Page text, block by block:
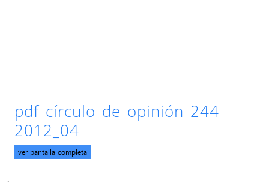
pdf círculo de opinión 244
2012_04
ver pantalla completa
.